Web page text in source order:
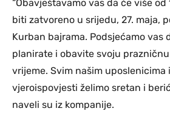
“Obavještavamo vas da će više
biti zatvoreno u srijedu, 27. maja,
Kurban bajrama. Podsjećamo vas
planirate i obavite svoju
vrijeme. Svim našim uposlenicima
vjeroispovjesti želimo sretan i
naveli su iz kompanije.